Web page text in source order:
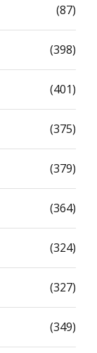
(87)
(398)
(401)
(375)
(379)
(364)
(324)
(327)
(349)